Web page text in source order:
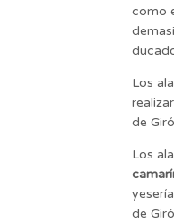
como
Los
de
Los
de